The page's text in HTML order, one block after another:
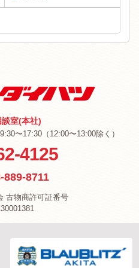
室(本社)
〜17:30（12:00〜13:00除く）
4125
889-8711
古物商許可証番号